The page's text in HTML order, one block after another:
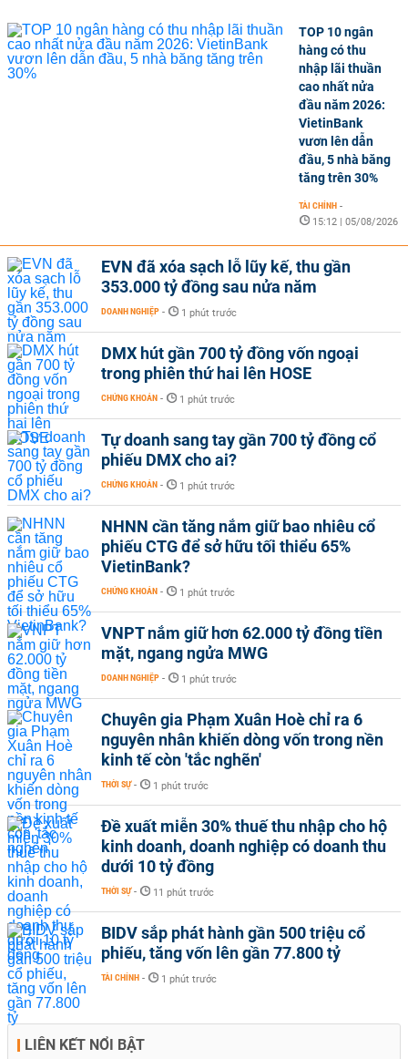
TOP 10 ngân
hàng có thu
nhập lãi thuần
cao nhất nửa
đầu năm 2026:
VietinBank
vươn lên dẫn
đầu, 5 nhà băng
tăng trên 30%
TÀI CHÍNH -
15:12 | 05/08/2026
EVN đã xóa sạch lỗ lũy kế, thu gần
353.000 tỷ đồng sau nửa năm
DOANH NGHIỆP - 1 phút trước
DMX hút gần 700 tỷ đồng vốn ngoại
trong phiên thứ hai lên HOSE
CHỨNG KHOÁN - 1 phút trước
Tự doanh sang tay gần 700 tỷ đồng cổ
phiếu DMX cho ai?
CHỨNG KHOÁN - 1 phút trước
NHNN cần tăng nắm giữ bao nhiêu cổ
phiếu CTG để sở hữu tối thiểu 65%
VietinBank?
CHỨNG KHOÁN - 1 phút trước
VNPT nắm giữ hơn 62.000 tỷ đồng tiền
mặt, ngang ngửa MWG
DOANH NGHIỆP - 1 phút trước
Chuyên gia Phạm Xuân Hoè chỉ ra 6
nguyên nhân khiến dòng vốn trong nền
kinh tế còn 'tắc nghẽn'
THỜI SỰ - 1 phút trước
Đề xuất miễn 30% thuế thu nhập cho hộ
kinh doanh, doanh nghiệp có doanh thu
dưới 10 tỷ đồng
THỜI SỰ - 11 phút trước
BIDV sắp phát hành gần 500 triệu cổ
phiếu, tăng vốn lên gần 77.800 tỷ
TÀI CHÍNH - 1 phút trước
LIÊN KẾT NỔI BẬT